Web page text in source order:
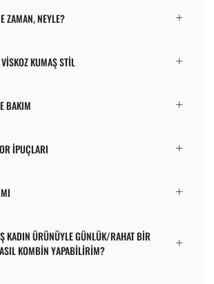
ZAMAN, NEYLE?
KUMAŞ STIL
BAKIM
İPUÇLARI
KADIN ÜRÜNÜYLE GÜNLÜK/RAHAT BIR
KOMBIN YAPABILIRIM?